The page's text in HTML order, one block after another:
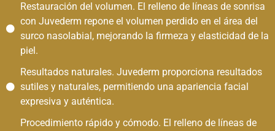
Restauración del volumen. El relleno de líneas de sonrisa
con Juvederm repone el volumen perdido en el área del
surco nasolabial, mejorando la firmeza y elasticidad de la
piel.
Resultados naturales. Juvederm proporciona resultados
sutiles y naturales, permitiendo una apariencia facial
expresiva y auténtica.
Procedimiento rápido y cómodo. El relleno de líneas de